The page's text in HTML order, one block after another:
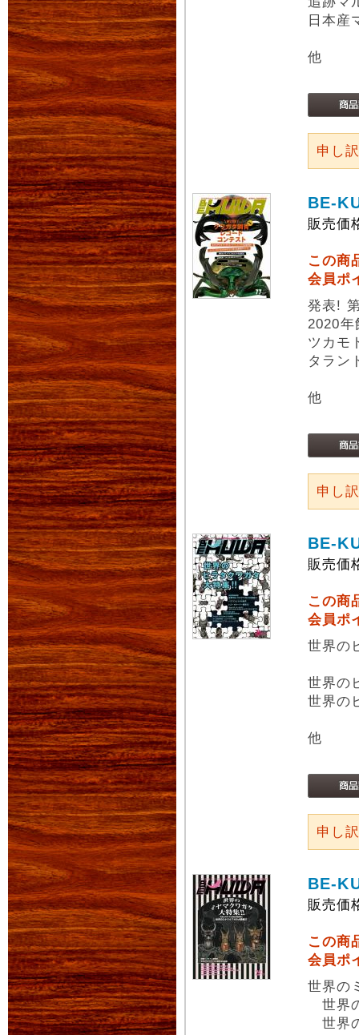
日本産
他
申し
BE-
販売価
この商
会員ポ
発表!
2020年
ツカモ
タラン
他
申し
BE-
販売価
この商
会員ポ
世界の
世界の
世界の
他
申し
BE-
販売価
この商
会員ポ
世界の
世界
世界